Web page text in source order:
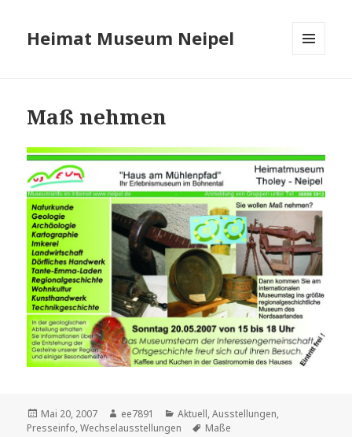
Heimat Museum Neipel
Maß nehmen
Veröffentlicht
am
Mai 20, 2007 Autor
ee7891 Kategorien
Aktuell,Ausstellungen,
Presseinfo,Wechselausstellungen Schlagwörter
Maße